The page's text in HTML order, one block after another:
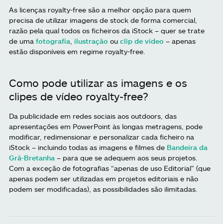
As licenças royalty-free são a melhor opção para quem
precisa de utilizar imagens de stock de forma comercial,
razão pela qual todos os ficheiros da iStock – quer se trate
de uma fotografia ilustração ou clip de vídeo – apenas
estão disponíveis em regime royalty-free.
Como pode utilizar as imagens e os
clipes de vídeo royalty-free?
Da publicidade em redes sociais aos outdoors, das
apresentações em PowerPoint às longas metragens, pode
modificar, redimensionar e personalizar cada ficheiro na
iStock – incluindo todas as imagens e filmes de Bandeira da
Grã-Bretanha – para que se adequem aos seus projetos.
Com a exceção de fotografias “apenas de uso Editorial” (que
apenas podem ser utilizadas em projetos editoriais e não
podem ser modificadas), as possibilidades são ilimitadas.